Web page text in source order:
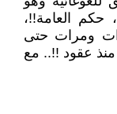
العامة!!،
ومرات حتى
عقود !!.. مع